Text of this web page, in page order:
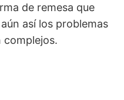
de remesa que
así los problemas
complejos.